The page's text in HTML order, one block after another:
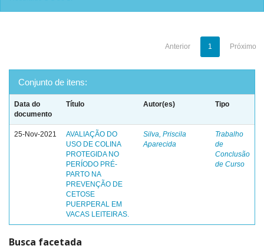
Anterior 1 Próximo
Conjunto de itens:
Data do
documento
Título Autor(es) Tipo
25-Nov-2021
AVALIAÇÃO DO
USO DE COLINA
PROTEGIDA NO
PERÍODO PRÉ-
PARTO NA
PREVENÇÃO DE
CETOSE
PUERPERAL EM
VACAS LEITEIRAS.
Silva, Priscila
Aparecida
Trabalho
de
Conclusão
de Curso
Busca facetada